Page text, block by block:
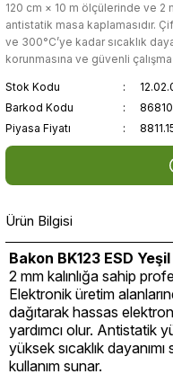
120 cm × 10 m ölçülerinde ve 2
antistatik masa kaplamasıdır.
ve 300°C’ye kadar sıcaklık
korunmasına ve güvenli
Stok Kodu
Barkod Kodu
Piyasa Fiyatı
Ürün Bilgisi
Bakon BK123 ESD
2 mm kalınlığa sahip
Elektronik üretim
dağıtarak hassas
yardımcı olur. Antistatik
yüksek sıcaklık
kullanım sunar.